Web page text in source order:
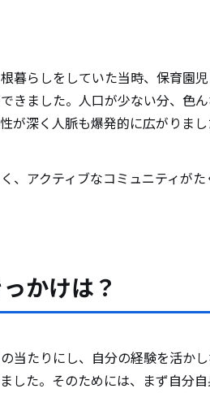
暮らしをしていた当時、保育園
きました。人口が少ない分、色
が深く人脈も爆発的に広がりまし
、アクティブなコミュニティが
かけは？
当たりにし、自分の経験を活か
した。そのためには、まず自分